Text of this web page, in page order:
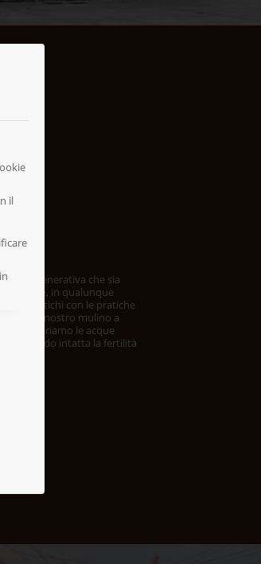
il
rigenerativa che sia
è totale, in qualunque
grani antichi con le pratiche
per il nostro mulino a
e recuperiamo le acque
intatta la fertilità